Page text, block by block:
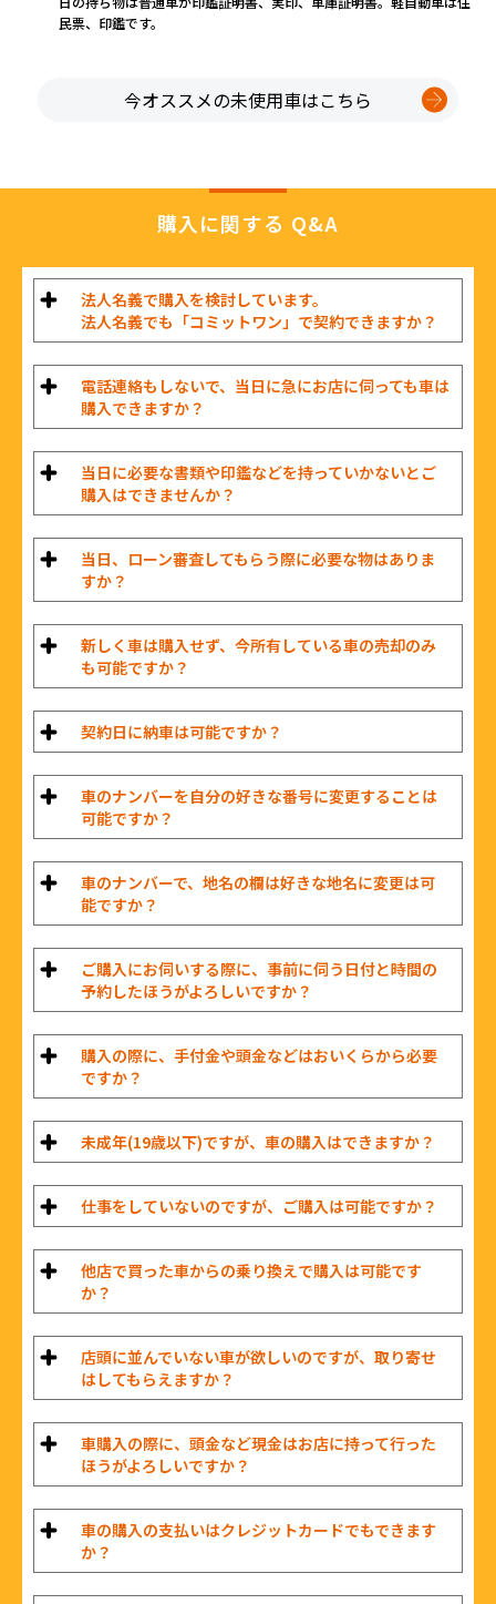
民票、印鑑です。
今オススメの未使用車はこちら
購入に関する Q&A
法人名義で購入を検討しています。
法人名義でも「コミットワン」で契約できますか？
電話連絡もしないで、当日に急にお店に伺っても車は
購入できますか？
当日に必要な書類や印鑑などを持っていかないとご
購入はできませんか？
当日、ローン審査してもらう際に必要な物はありま
すか？
新しく車は購入せず、今所有している車の売却のみ
も可能ですか？
契約日に納車は可能ですか？
車のナンバーを自分の好きな番号に変更することは
可能ですか？
車のナンバーで、地名の欄は好きな地名に変更は可
能ですか？
ご購入にお伺いする際に、事前に伺う日付と時間の
予約したほうがよろしいですか？
購入の際に、手付金や頭金などはおいくらから必要
ですか？
未成年(19歳以下)ですが、車の購入はできますか？
仕事をしていないのですが、ご購入は可能ですか？
他店で買った車からの乗り換えで購入は可能です
か？
店頭に並んでいない車が欲しいのですが、取り寄せ
はしてもらえますか？
車購入の際に、頭金など現金はお店に持って行った
ほうがよろしいですか？
車の購入の支払いはクレジットカードでもできます
か？